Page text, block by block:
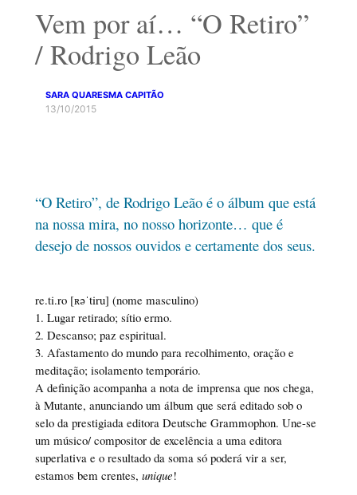
Vem por aí… “O Retiro”
/ Rodrigo Leão
SARA QUARESMA CAPITÃO
13/10/2015
“O Retiro”, de Rodrigo Leão é o álbum que está
na nossa mira, no nosso horizonte… que é
desejo de nossos ouvidos e certamente dos seus.
re.ti.ro [ʀəˈtiru] (nome masculino)
1. Lugar retirado; sítio ermo.
2. Descanso; paz espiritual.
3. Afastamento do mundo para recolhimento, oração e
meditação; isolamento temporário.
A definição acompanha a nota de imprensa que nos chega,
à Mutante, anunciando um álbum que será editado sob o
selo da prestigiada editora Deutsche Grammophon. Une-se
um músico/ compositor de excelência a uma editora
superlativa e o resultado da soma só poderá vir a ser,
estamos bem crentes, unique!